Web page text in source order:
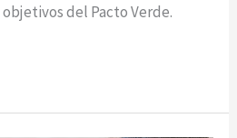
del Pacto Verde.